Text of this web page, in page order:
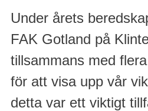
Under årets
FAK Gotland på
tillsammans med
för att visa upp vår
detta var ett viktigt